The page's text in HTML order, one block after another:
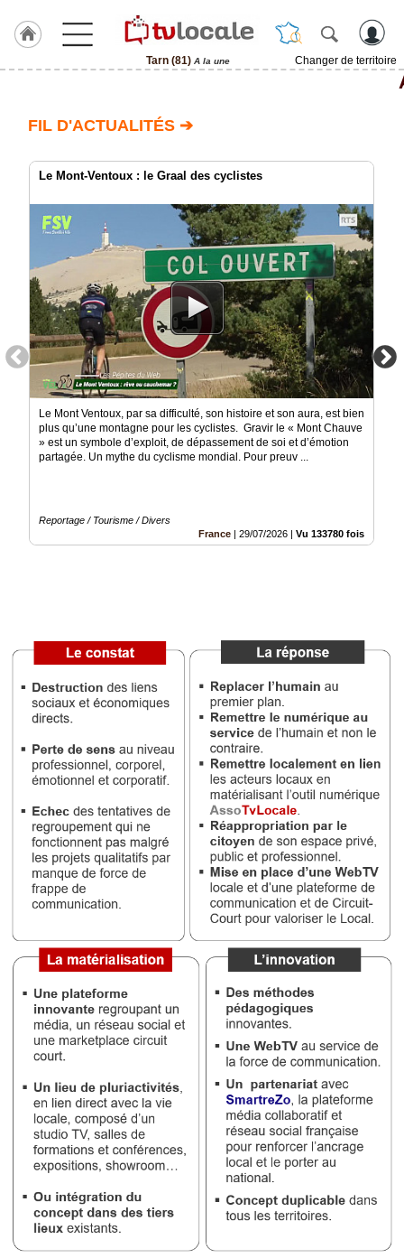
Tarn (81) A la une
Changer de territoire
TvLocale
Accueil
RUBRIQUES
Agenda
Gazette
Vidéos
Médias
Prémium
FIL D'ACTUALITÉS ➔
Le Mont-Ventoux : le Graal des cyclistes
Le Mont Ventoux, par sa difficulté, son histoire et son aura, est bien
plus qu’une montagne pour les cyclistes. Gravir le « Mont Chauve
» est un symbole d’exploit, de dépassement de soi et d’émotion
partagée. Un mythe du cyclisme mondial. Pour preuv ...
Reportage / Tourisme / Divers
France
29/07/2026 Vu 133780 fois